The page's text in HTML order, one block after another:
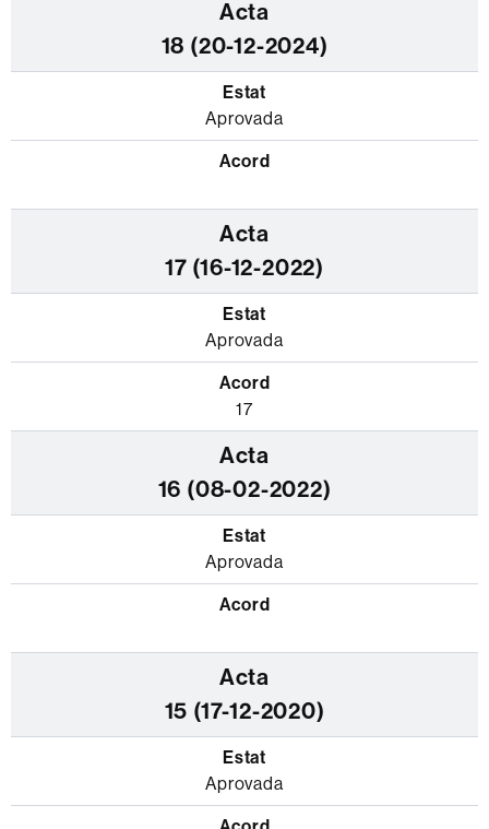
18 (20-12-2024)
Aprovada
17 (16-12-2022)
Aprovada
17
16 (08-02-2022)
Aprovada
15 (17-12-2020)
Aprovada